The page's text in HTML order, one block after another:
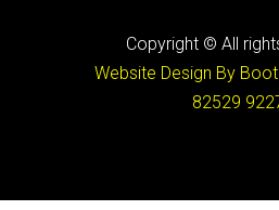
Copyright © All
Website Design By
82529